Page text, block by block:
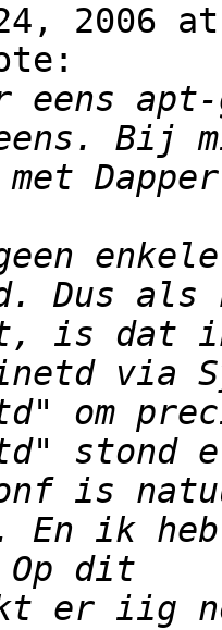
2006
eens
via
stond
ik